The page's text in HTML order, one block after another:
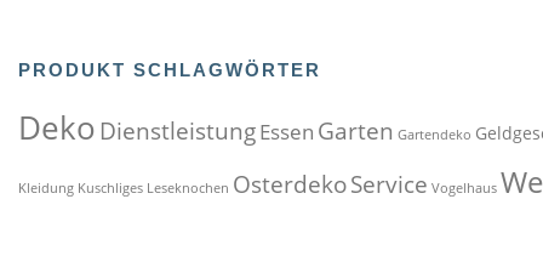
PRODUKT SCHLAGWÖRTER
Deko DienstleistungEssen Garten Gartendeko
Kleidung Kuschliges Leseknochen OsterdekoService Vogelhaus